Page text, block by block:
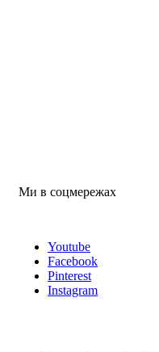
Ми в соцмережах
Youtube
Facebook
Pinterest
Instagram